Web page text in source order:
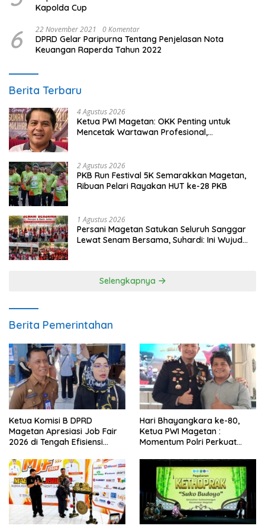
Kapolda Cup
6 22 November 2021 0 Komentar
DPRD Gelar Paripurna Tentang Penjelasan Nota
Keuangan Raperda Tahun 2022
Berita Terbaru
4 Agustus 2026
Ketua PWI Magetan: OKK Penting untuk
Mencetak Wartawan Profesional,
2 Agustus 2026
PKB Run Festival 5K Semarakkan Magetan,
Ribuan Pelari Rayakan HUT ke-28 PKB
1 Agustus 2026
Persani Magetan Satukan Seluruh Sanggar
Lewat Senam Bersama, Suhardi: Ini Wujud
Selengkapnya
Berita Pemerintahan
Ketua Komisi B DPRD
Magetan Apresiasi Job Fair
2026 di Tengah Efisiensi
Hari Bhayangkara ke-80,
Ketua PWI Magetan :
Momentum Polri Perkuat